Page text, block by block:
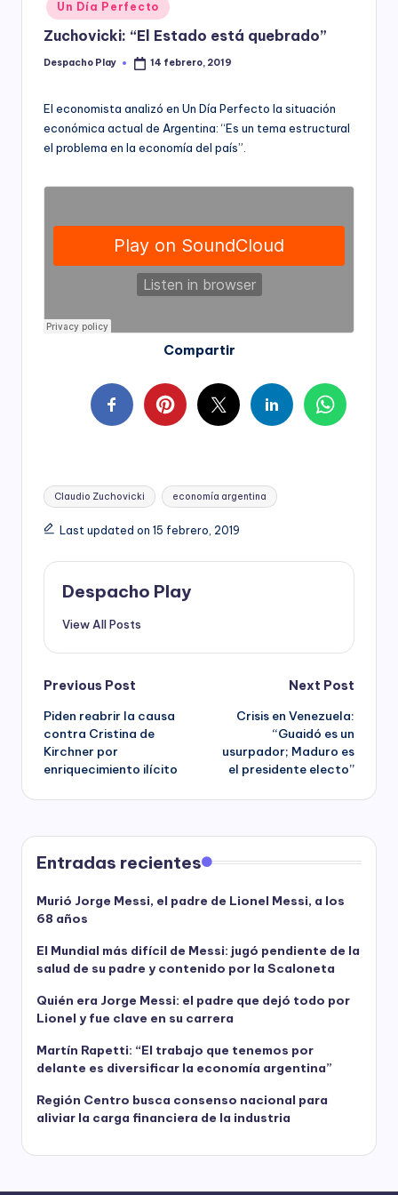
y
in
Un Día Perfecto
Zuchovicki: “El Estado está quebrado”
Posted
Despacho Play 14 febrero, 2019
El economista analizó en Un Día Perfecto la situación
económica actual de Argentina: “Es un tema estructural
el problema en la economía del país”.
Compartir
Tags:
Claudio Zuchovicki economía argentina
Last updated on 15 febrero, 2019
Despacho Play
View All Posts
Post
navigation
Previous Post
Piden reabrir la causa
contra Cristina de
Kirchner por
enriquecimiento ilícito
Next Post
Crisis en Venezuela:
“Guaidó es un
usurpador; Maduro es
el presidente electo”
Entradas recientes
Murió Jorge Messi, el padre de Lionel Messi, a los
68 años
El Mundial más difícil de Messi: jugó pendiente de la
salud de su padre y contenido por la Scaloneta
Quién era Jorge Messi: el padre que dejó todo por
Lionel y fue clave en su carrera
Martín Rapetti: “El trabajo que tenemos por
delante es diversificar la economía argentina”
Región Centro busca consenso nacional para
aliviar la carga financiera de la industria